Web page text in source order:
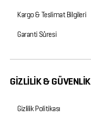
Kargo & Teslimat Bilgileri
Garanti Süresi
GİZLİLİK & GÜVENLİK
Gizlilik Politikası